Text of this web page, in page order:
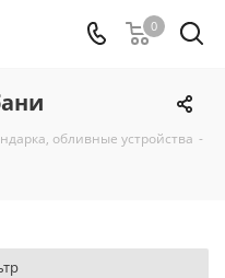
0
обливные устройства -